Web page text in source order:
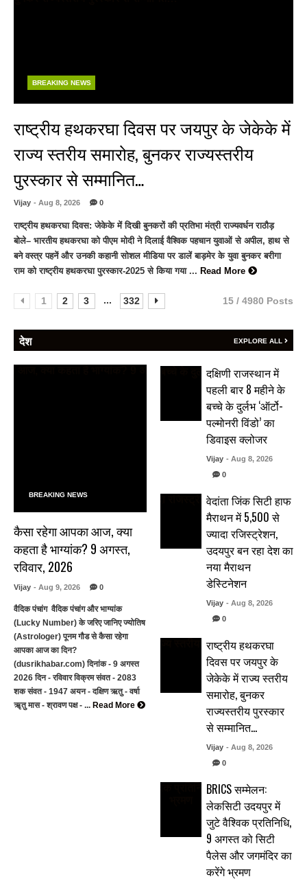
BREAKING NEWS
राष्ट्रीय हथकरघा दिवस पर जयपुर के जेकेके में
राज्य स्तरीय समारोह, बुनकर राज्यस्तरीय
पुरस्कार से सम्मानित…
Vijay - Aug 8, 2026 0
राष्ट्रीय हथकरघा दिवस: जेकेके में दिखी बुनकरों की प्रतिभा मंत्री राज्यवर्धन राठौड़
बोले– भारतीय हथकरघा को पीएम मोदी ने दिलाई वैश्विक पहचान युवाओं से अपील, हाथ से
बने वस्त्र पहनें और उनकी कहानी सोशल मीडिया पर डालें बाड़मेर के युवा बुनकर बरीगा
राम को राष्ट्रीय हथकरघा पुरस्कार-2025 से किया गया ... Read More
1 2 3 ... 332 15 / 4980 Posts
देश EXPLORE ALL
BREAKING NEWS
कैसा रहेगा आपका आज, क्या
कहता है भाग्यांक? 9 अगस्त,
रविवार, 2026
Vijay - Aug 9, 2026 0
वैदिक पंचांग वैदिक पंचांग और भाग्यांक
(Lucky Number) के जरिए जानिए ज्योतिष
(Astrologer) पूनम गौड से कैसा रहेगा
आपका आज का दिन?
(dusrikhabar.com) दिनांक - 9 अगस्त
2026 दिन - रविवार विक्रम संवत - 2083
शक संवत - 1947 अयन - दक्षिण ऋतु - वर्षा
ॠतु मास - श्रावण पक्ष - ... Read More
दक्षिणी राजस्थान में
पहली बार 8 महीने के
बच्चे के दुर्लभ ‘ऑर्टो-
पल्मोनरी विंडो’ का
डिवाइस क्लोजर
Vijay - Aug 8, 2026
0
वेदांता जिंक सिटी हाफ
मैराथन में 5,500 से
ज्यादा रजिस्ट्रेशन,
उदयपुर बन रहा देश का
नया मैराथन
डेस्टिनेशन
Vijay - Aug 8, 2026
0
राष्ट्रीय हथकरघा
दिवस पर जयपुर के
जेकेके में राज्य स्तरीय
समारोह, बुनकर
राज्यस्तरीय पुरस्कार
से सम्मानित…
Vijay - Aug 8, 2026
0
BRICS सम्मेलन:
लेकसिटी उदयपुर में
जुटे वैश्विक प्रतिनिधि,
9 अगस्त को सिटी
पैलेस और जगमंदिर का
करेंगे भ्रमण